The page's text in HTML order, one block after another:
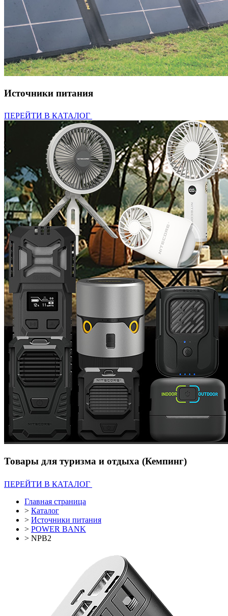
Источники питания
ПЕРЕЙТИ В КАТАЛОГ
Товары для туризма и отдыха (Кемпинг)
ПЕРЕЙТИ В КАТАЛОГ
Главная страница
> Каталог
> Источники питания
> POWER BANK
> NPB2